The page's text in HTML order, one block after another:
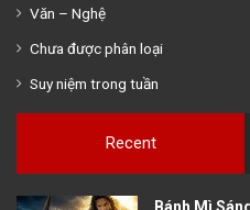
Văn – Nghệ
Chưa được phân loại
Suy niệm trong tuần
Recent